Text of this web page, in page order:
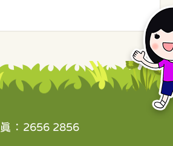
：2656 2856